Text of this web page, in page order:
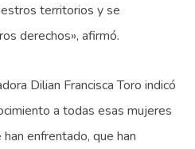
territorios y se
derechos», afirmó.
Dilian Francisca Toro indicó
a todas esas mujeres
enfrentado, que han